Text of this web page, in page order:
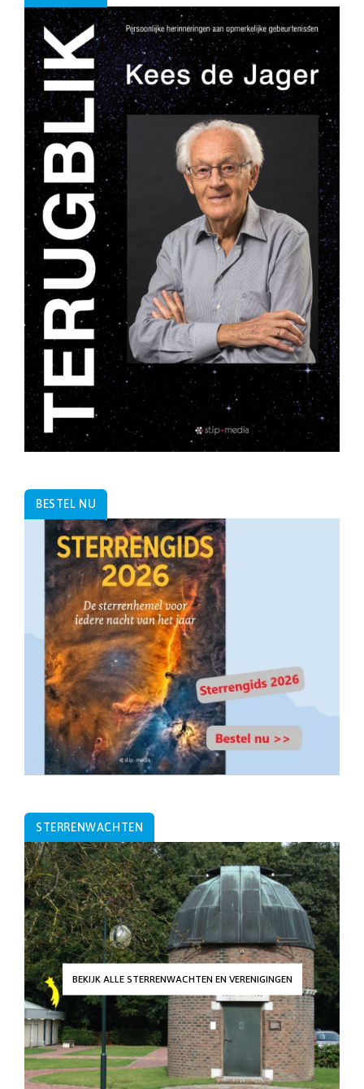
BESTEL NU
STERRENWACHTEN
BEKIJK ALLE STERRENWACHTEN EN VERENIGINGEN